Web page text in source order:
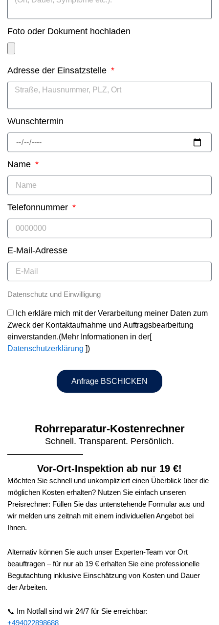
Rohrreparatur-Kostenrechner
Schnell. Transparent. Persönlich.
Vor-Ort-Inspektion ab nur 19 €!
Möchten Sie schnell und unkompliziert einen Überblick über die
möglichen Kosten erhalten? Nutzen Sie einfach unseren
Preisrechner: Füllen Sie das untenstehende Formular aus und
wir melden uns zeitnah mit einem individuellen Angebot bei
Ihnen.
Alternativ können Sie auch unser Experten-Team vor Ort
beauftragen – für nur ab 19 € erhalten Sie eine professionelle
Begutachtung inklusive Einschätzung von Kosten und Dauer
der Arbeiten.
📞 Im Notfall sind wir 24/7 für Sie erreichbar:
+494022898688
Foto oder Dokument hochladen
Adresse der Einsatzstelle
Wunschtermin
Name
Telefonnummer
E-Mail-Adresse
Datenschutz und Einwilligung
Ich erkläre mich mit der Verarbeitung meiner Daten zum
Zweck der Kontaktaufnahme und Auftragsbearbeitung
einverstanden.(Mehr Informationen in der[
Datenschutzerklärung ])
Anfrage BSCHICKEN